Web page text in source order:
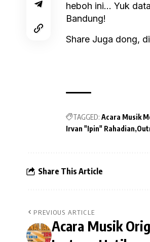
heboh ini… Yuk
Bandung!
Share Juga dong,
TAGGED: Acara Musik
Irvan "Ipin" Rahadian
Share This Article
PREVIOUS ARTICLE
Acara Musik